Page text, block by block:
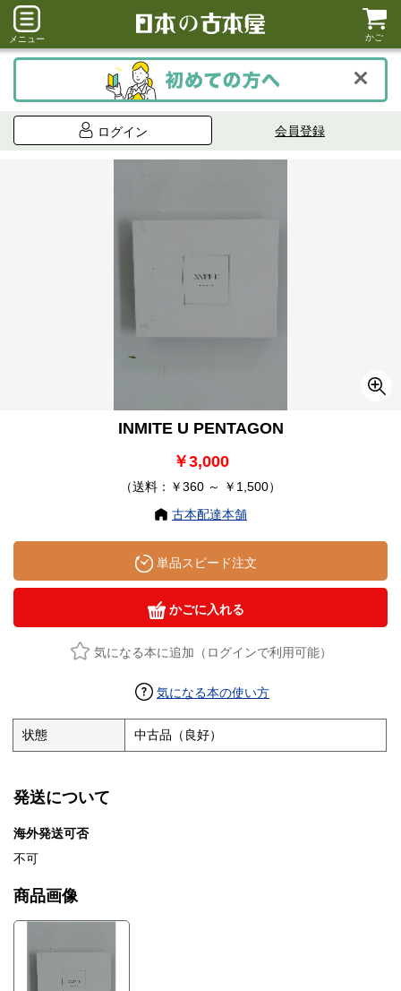
メニュー かご
ログイン 会員登録
INMITE U PENTAGON
￥3,000
（送料：￥360 ～ ￥1,500）
古本配達本舗
単品スピード注文
かごに入れる
気になる本に追加（ログインで利用可能）
気になる本の使い方
状態 中古品（良好）
発送について
海外発送可否
不可
商品画像